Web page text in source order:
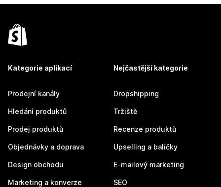
Kategorie aplikací
Prodejní kanály
Hledání produktů
Prodej produktů
Objednávky a doprava
Design obchodu
Marketing a konverze
Nejčastější kategorie
Dropshipping
Tržiště
Recenze produktů
Upselling a balíčky
E-mailový marketing
SEO